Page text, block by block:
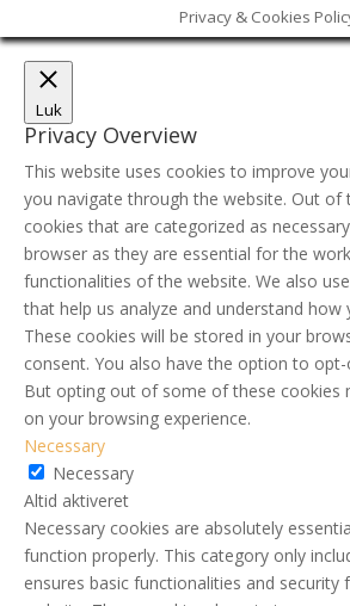
Privacy & Cookies
Luk
Privacy Overview
This website uses cookies to improve
you navigate through the website. Out of
cookies that are categorized as
browser as they are essential for the
functionalities of the website. We also
that help us analyze and understand how
These cookies will be stored in your
consent. You also have the option to
But opting out of some of these cookies
on your browsing experience.
Necessary
Necessary
Altid aktiveret
Necessary cookies are absolutely
function properly. This category only
ensures basic functionalities and security